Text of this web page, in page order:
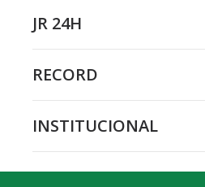
JR 24H
RECORD
INSTITUCIONAL